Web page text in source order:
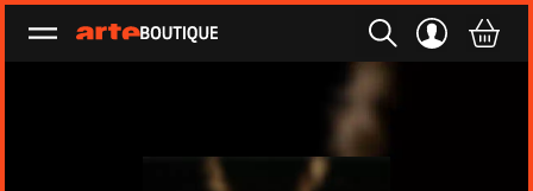
Ouvrir le menu